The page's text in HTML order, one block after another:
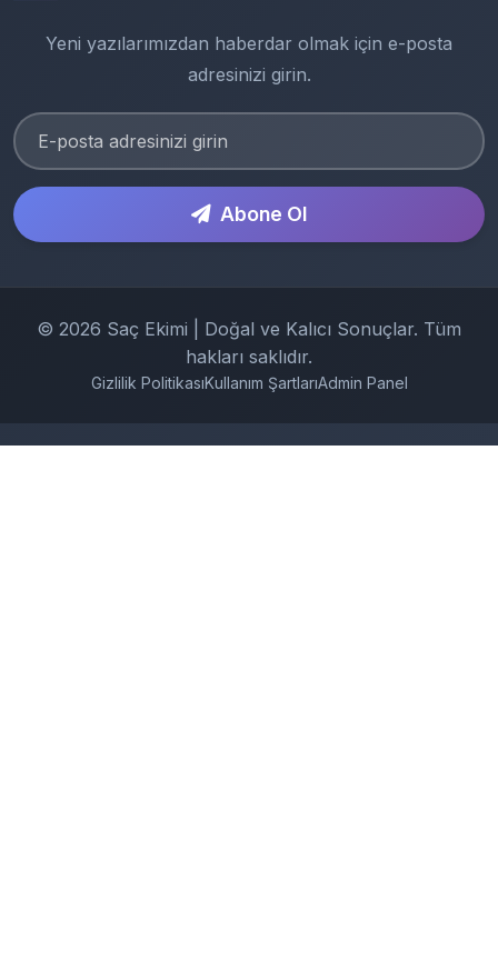
Yeni yazılarımızdan haberdar olmak için e-posta
adresinizi girin.
Abone Ol
© 2026 Saç Ekimi | Doğal ve Kalıcı Sonuçlar. Tüm
hakları saklıdır.
Gizlilik PolitikasıKullanım ŞartlarıAdmin Panel